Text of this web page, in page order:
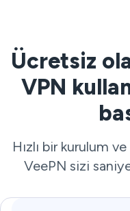
Ücretsiz
VPN
Hızlı bir kurulum
VeePN sizi